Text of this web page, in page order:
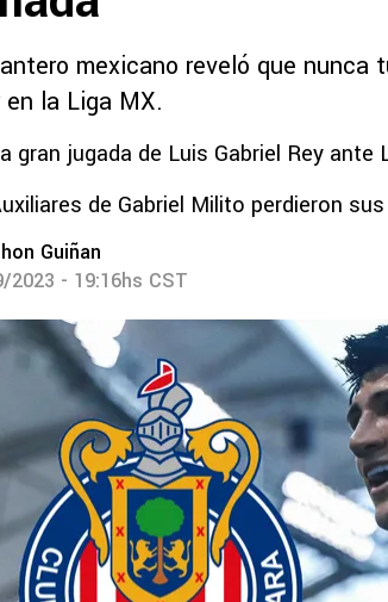
mexicano reveló que nunca
la Liga MX.
gran jugada de Luis Gabriel Rey
de Gabriel Milito perdieron
Guiñan
2023 - 19:16hs CST